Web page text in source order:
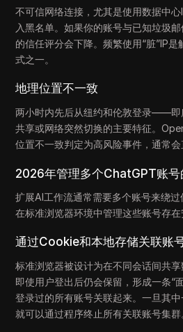
不可信网络连接，尤其是使用数据中
入黑名单。如果你的账号与已知垃圾
的信任评分会下降。频繁使用“脏”IP
式之一。
地理位置不一致
两小时内先后从纽约和伦敦登录——
共享或网络突然切换的主要特征。
位置不一致判定为高风险事件，通常会
2026年管理多个ChatGPT账号
扩展AI工作流通常需要多个账号来绕
在标准浏览器环境中管理这些账号存在
通过Cookie和本地存储关联账
标准浏览器被设计为在不同会话间共
即使用户登出后仍会保留，形成一条“
登录过的所有账号关联起来。一旦其
就可以通过程序终止所有关联账号集群